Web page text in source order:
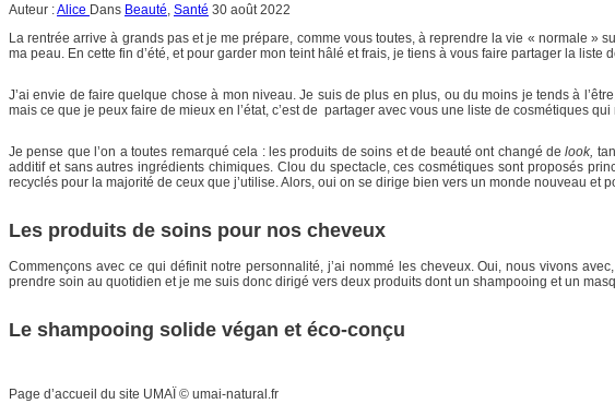
Auteur :Alice Dans Beauté Santé 30 août 2022
La rentrée arrive à grands pas et je me prépare, comme vous toutes, à reprendre la vie « normale
ma peau. En cette fin d’été, et pour garder mon teint hâlé et frais, je tiens à vous faire partager la
J’ai envie de faire quelque chose à mon niveau. Je suis de plus en plus, ou du moins je tends à
mais ce que je peux faire de mieux en l’état, c’est de partager avec vous une liste de cosmétiques
Je pense que l’on a toutes remarqué cela : les produits de soins et de beauté ont changé delook,
additif et sans autres ingrédients chimiques. Clou du spectacle, ces cosmétiques sont proposés
recyclés pour la majorité de ceux que j’utilise. Alors, oui on se dirige bien vers un monde nouveau et
Les produits de soins pour nos cheveux
Commençons avec ce qui définit notre personnalité, j’ai nommé les cheveux. Oui, nous vivons
prendre soin au quotidien et je me suis donc dirigé vers deux produits dont un shampooing et un
Le shampooing solide végan et éco-conçu
Page d’accueil du site UMAÏ © umai-natural.fr